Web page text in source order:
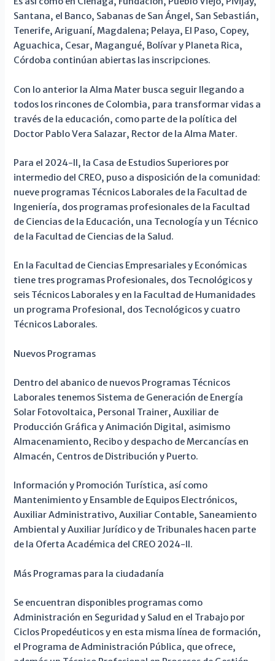
Santana, el Banco, Sabanas de San Ángel, San Sebastián,
Tenerife, Ariguaní, Magdalena; Pelaya, El Paso, Copey,
Aguachica, Cesar, Magangué, Bolívar y Planeta Rica,
Córdoba continúan abiertas las inscripciones.
Con lo anterior la Alma Mater busca seguir llegando a
todos los rincones de Colombia, para transformar vidas a
través de la educación, como parte de la política del
Doctor Pablo Vera Salazar, Rector de la Alma Mater.
Para el 2024-II, la Casa de Estudios Superiores por
intermedio del CREO, puso a disposición de la comunidad:
nueve programas Técnicos Laborales de la Facultad de
Ingeniería, dos programas profesionales de la Facultad
de Ciencias de la Educación, una Tecnología y un Técnico
de la Facultad de Ciencias de la Salud.
En la Facultad de Ciencias Empresariales y Económicas
tiene tres programas Profesionales, dos Tecnológicos y
seis Técnicos Laborales y en la Facultad de Humanidades
un programa Profesional, dos Tecnológicos y cuatro
Técnicos Laborales.
Nuevos Programas
Dentro del abanico de nuevos Programas Técnicos
Laborales tenemos Sistema de Generación de Energía
Solar Fotovoltaica, Personal Trainer, Auxiliar de
Producción Gráfica y Animación Digital, asimismo
Almacenamiento, Recibo y despacho de Mercancías en
Almacén, Centros de Distribución y Puerto.
Información y Promoción Turística, así como
Mantenimiento y Ensamble de Equipos Electrónicos,
Auxiliar Administrativo, Auxiliar Contable, Saneamiento
Ambiental y Auxiliar Jurídico y de Tribunales hacen parte
de la Oferta Académica del CREO 2024-II.
Más Programas para la ciudadanía
Se encuentran disponibles programas como
Administración en Seguridad y Salud en el Trabajo por
Ciclos Propedéuticos y en esta misma línea de formación,
el Programa de Administración Pública, que ofrece,